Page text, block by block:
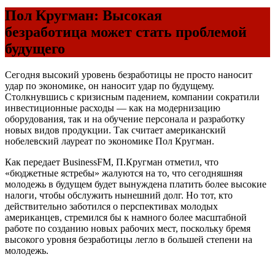
Пол Кругман: Высокая
безработица может стать проблемой
будущего
Сегодня высокий уровень безработицы не просто наносит
удар по экономике, он наносит удар по будущему.
Столкнувшись с кризисным падением, компании сократили
инвестиционные расходы — как на модернизацию
оборудования, так и на обучение персонала и разработку
новых видов продукции. Так считает американский
нобелевский лауреат по экономике Пол Кругман.
Как передает BusinessFM, П.Кругман отметил, что
«бюджетные ястребы» жалуются на то, что сегодняшняя
молодежь в будущем будет вынуждена платить более высокие
налоги, чтобы обслужить нынешний долг. Но тот, кто
действительно заботился о перспективах молодых
американцев, стремился бы к намного более масштабной
работе по созданию новых рабочих мест, поскольку бремя
высокого уровня безработицы легло в большей степени на
молодежь.